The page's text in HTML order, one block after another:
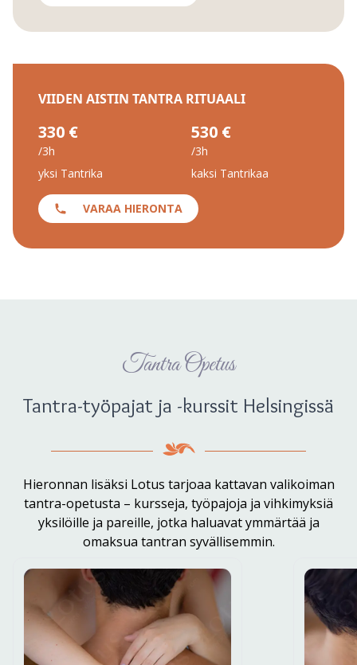
VIIDEN AISTIN TANTRA RITUAALI
330 €
/3h
yksi Tantrika
530 €
/3h
kaksi Tantrikaa
VARAA HIERONTA
Tantra Opetus
Tantra-työpajat ja -kurssit Helsingissä
Hieronnan lisäksi Lotus tarjoaa kattavan valikoiman
tantra-opetusta – kursseja, työpajoja ja vihkimyksiä
yksilöille ja pareille, jotka haluavat ymmärtää ja
omaksua tantran syvällisemmin.